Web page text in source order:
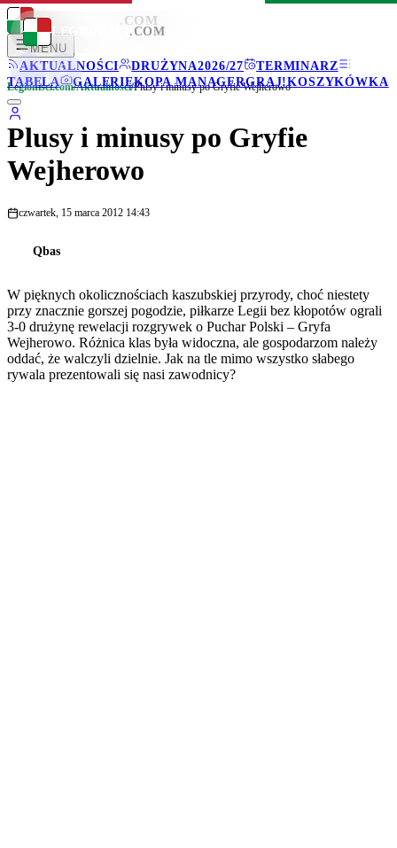
LEGIONISCI .COM
MENU
AKTUALNOŚCI
DRUŻYNA2026/27
TERMINARZ
TABELA
GALERIEKOPA MANAGERGRAJ!KOSZYKÓWKA
LEGIONISCI .COM
Legionisci.com/Aktualności/Plusy i minusy po Gryfie Wejherowo
Plusy i minusy po Gryfie
Wejherowo
czwartek, 15 marca 2012 14:43
Qbas
W pięknych okolicznościach kaszubskiej przyrody, choć niestety
przy znacznie gorszej pogodzie, piłkarze Legii bez kłopotów ograli
3-0 drużynę rewelacji rozgrywek o Puchar Polski – Gryfa
Wejherowo. Różnica klas była widoczna, ale gospodarzom należy
oddać, że walczyli dzielnie. Jak na tle mimo wszystko słabego
rywala prezentowali się nasi zawodnicy?